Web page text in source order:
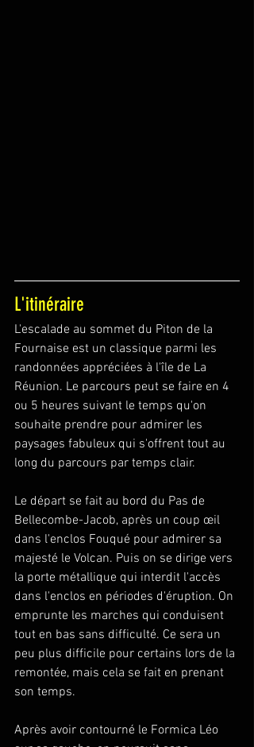
L'itinéraire
L'escalade au sommet du Piton de la
Fournaise est un classique parmi les
randonnées appréciées à l'île de La
Réunion. Le parcours peut se faire en 4
ou 5 heures suivant le temps qu'on
souhaite prendre pour admirer les
paysages fabuleux qui s'offrent tout au
long du parcours par temps clair.
Le départ se fait au bord du Pas de
Bellecombe-Jacob, après un coup œil
dans l'enclos Fouqué pour admirer sa
majesté le Volcan. Puis on se dirige vers
la porte métallique qui interdit l'accès
dans l'enclos en périodes d'éruption. On
emprunte les marches qui conduisent
tout en bas sans difficulté. Ce sera un
peu plus difficile pour certains lors de la
remontée, mais cela se fait en prenant
son temps.
Après avoir contourné le Formica Léo